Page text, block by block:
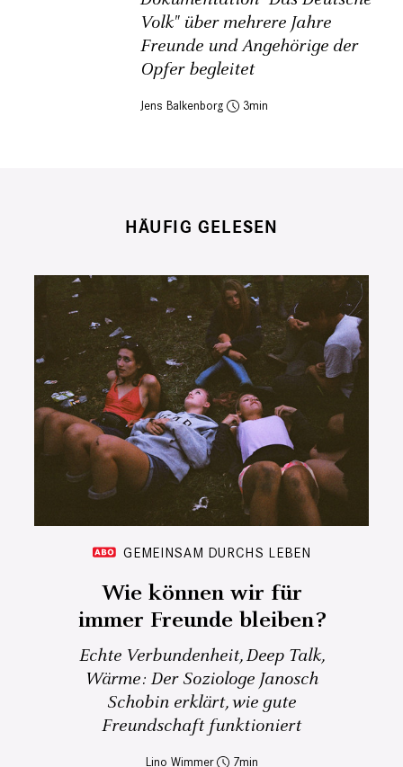
Volk" über mehrere Jahre
Freunde und Angehörige der
Opfer begleitet
Jens Balkenborg 3
HÄUFIG GELESEN
GEMEINSAM DURCHS LEBEN
Wie können wir für
immer Freunde bleiben?
Echte Verbundenheit, Deep Talk,
Wärme: Der Soziologe Janosch
Schobin erklärt, wie gute
Freundschaft funktioniert
Lino Wimmer 7